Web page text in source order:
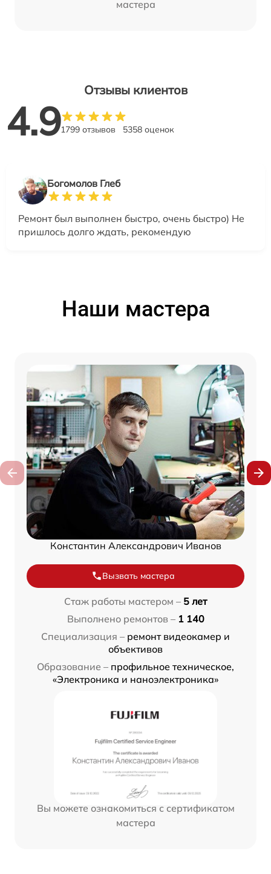
мастера
Отзывы клиентов
4.91799 отзывов 5358 оценок
Богомолов Глеб
Ремонт был выполнен быстро, очень быстро) Не
пришлось долго ждать, рекомендую
Наши мастера
Константин Александрович Иванов
Вызвать мастера
Стаж работы мастером – 5 лет
Выполнено ремонтов – 1 140
Специализация – ремонт видеокамер и
объективов
Образование – профильное техническое,
«Электроника и наноэлектроника»
Вы можете ознакомиться с сертификатом
мастера